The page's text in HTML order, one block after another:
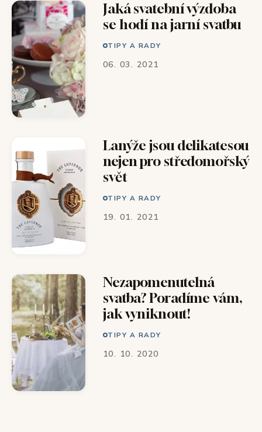
Jaká svatební výzdoba
se hodí na jarní svatbu
TIPY A RADY
06. 03. 2021
Lanýže jsou delikatesou
nejen pro středomořský
svět
TIPY A RADY
19. 01. 2021
Nezapomenutelná
svatba? Poradíme vám,
jak vyniknout!
TIPY A RADY
10. 10. 2020